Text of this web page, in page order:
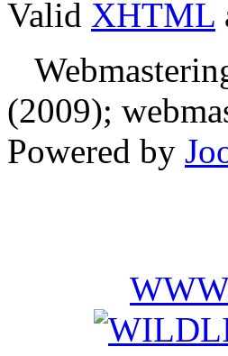
Valid XHTML
(2009);
Powered by